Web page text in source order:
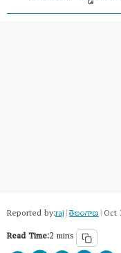
Reported by:raj|తెలంగాణ‌|Oct
Read Time:2 mins